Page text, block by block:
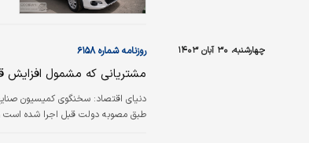
چهارشنبه، ۳۰ آبان ۱۴۰۳ روزنامه شماره ۶۱۵۸
مشتریانی که مشمول افزایش
دنیای اقتصاد: سخنگوی کمیسیون
طبق مصوبه دولت قبل اجرا شده است و